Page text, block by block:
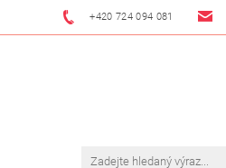
+420 724 094 081